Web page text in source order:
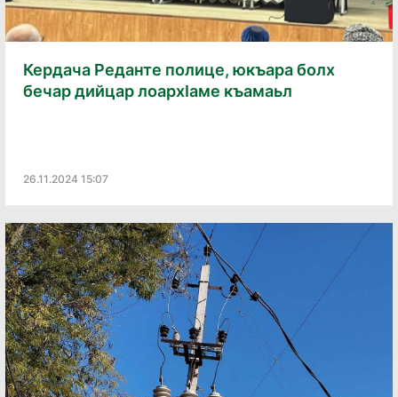
Кердача Реданте полице, юкъара болх
бечар дийцар лоархӀаме къамаьл
26.11.2024 15:07